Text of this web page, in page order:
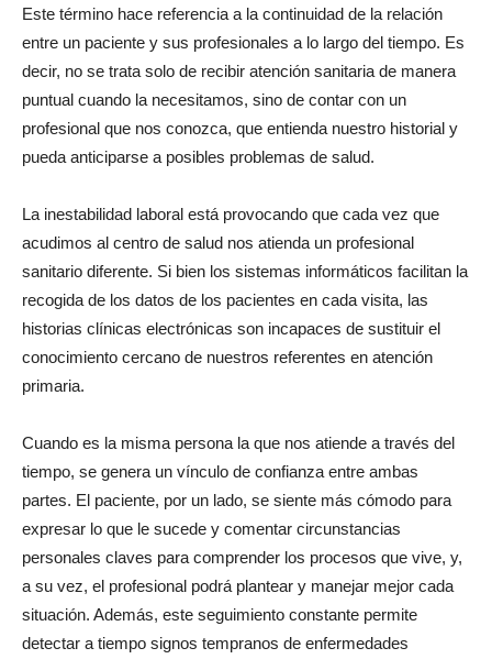
Este término hace referencia a la continuidad de la relación
entre un paciente y sus profesionales a lo largo del tiempo. Es
decir, no se trata solo de recibir atención sanitaria de manera
puntual cuando la necesitamos, sino de contar con un
profesional que nos conozca, que entienda nuestro historial y
pueda anticiparse a posibles problemas de salud.
La inestabilidad laboral está provocando que cada vez que
acudimos al centro de salud nos atienda un profesional
sanitario diferente. Si bien los sistemas informáticos facilitan la
recogida de los datos de los pacientes en cada visita, las
historias clínicas electrónicas son incapaces de sustituir el
conocimiento cercano de nuestros referentes en atención
primaria.
Cuando es la misma persona la que nos atiende a través del
tiempo, se genera un vínculo de confianza entre ambas
partes. El paciente, por un lado, se siente más cómodo para
expresar lo que le sucede y comentar circunstancias
personales claves para comprender los procesos que vive, y,
a su vez, el profesional podrá plantear y manejar mejor cada
situación. Además, este seguimiento constante permite
detectar a tiempo signos tempranos de enfermedades